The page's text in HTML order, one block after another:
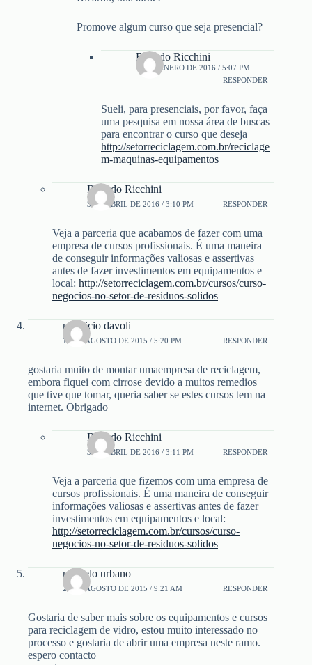
Promove algum curso que seja presencial?
Ricardo Ricchini
18 DE ENERO DE 2016 / 5:07 PM
RESPONDER
Sueli, para presenciais, por favor, faça
uma pesquisa em nossa área de buscas
para encontrar o curso que deseja
http://setorreciclagem.com.br/reciclage
m-maquinas-equipamentos
Ricardo Ricchini
3 DE ABRIL DE 2016 / 3:10 PM RESPONDER
Veja a parceria que acabamos de fazer com uma
empresa de cursos profissionais. É uma maneira
de conseguir informações valiosas e assertivas
antes de fazer investimentos em equipamentos e
local: http://setorreciclagem.com.br/cursos/curso-
negocios-no-setor-de-residuos-solidos
mauricio davoli
13 DE AGOSTO DE 2015 / 5:20 PM RESPONDER
gostaria muito de montar umaempresa de reciclagem,
embora fiquei com cirrose devido a muitos remedios
que tive que tomar, queria saber se estes cursos tem na
internet. Obrigado
Ricardo Ricchini
3 DE ABRIL DE 2016 / 3:11 PM RESPONDER
Veja a parceria que fizemos com uma empresa de
cursos profissionais. É uma maneira de conseguir
informações valiosas e assertivas antes de fazer
investimentos em equipamentos e local:
http://setorreciclagem.com.br/cursos/curso-
negocios-no-setor-de-residuos-solidos
marcelo urbano
27 DE AGOSTO DE 2015 / 9:21 AM RESPONDER
Gostaria de saber mais sobre os equipamentos e cursos
para reciclagem de vidro, estou muito interessado no
processo e gostaria de abrir uma empresa neste ramo.
espero contacto